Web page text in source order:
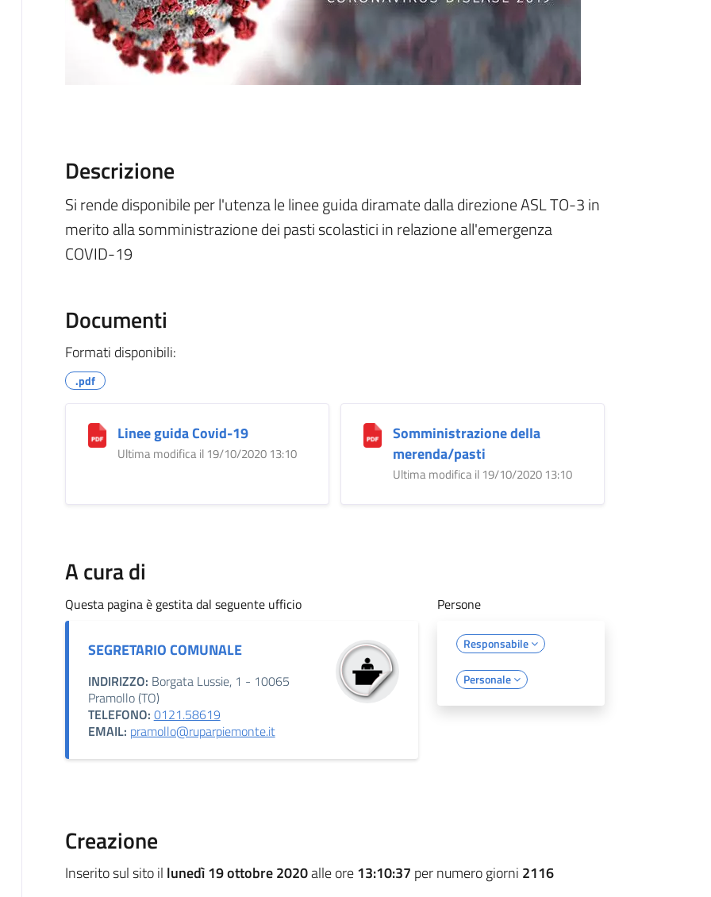
Descrizione
Si rende disponibile per l'utenza le linee guida diramate dalla direzione ASL TO-3 in
merito alla somministrazione dei pasti scolastici in relazione all'emergenza
COVID-19
Documenti
Formati disponibili:
.pdf
Linee guida Covid-19
Ultima modifica il 19/10/2020 13:10
Somministrazione della
merenda/pasti
Ultima modifica il 19/10/2020 13:10
A cura di
Questa pagina è gestita dal seguente ufficio
SEGRETARIO COMUNALE
INDIRIZZO: Borgata Lussie, 1 - 10065
Pramollo (TO)
TELEFONO: 0121.58619
EMAIL: pramollo@ruparpiemonte.it
Persone
Responsabile
Personale
Creazione
Inserito sul sito il lunedì 19 ottobre 2020alle ore13:10:37 per numero giorni 2116